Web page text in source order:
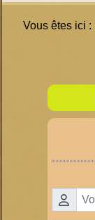
Vous êtes ici :